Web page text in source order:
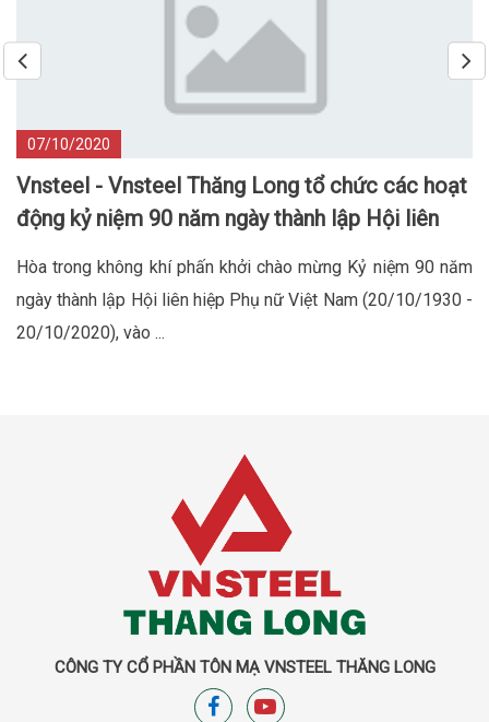
07/10/2020
Vnsteel - Vnsteel Thăng Long tổ chức các hoạt
động kỷ niệm 90 năm ngày thành lập Hội liên
Hòa trong không khí phấn khởi chào mừng Kỷ niệm 90 năm
ngày thành lập Hội liên hiệp Phụ nữ Việt Nam (20/10/1930 -
20/10/2020), vào ...
CÔNG TY CỔ PHẦN TÔN MẠ VNSTEEL THĂNG LONG